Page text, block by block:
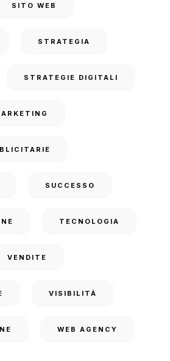
SITO WEB
STRATEGIA
STRATEGIE DIGITALI
SUCCESSO
TECNOLOGIA
VENDITE
VISIBILITÀ
WEB AGENCY